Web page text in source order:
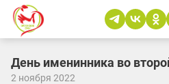
День именинника во
2 ноября 2022